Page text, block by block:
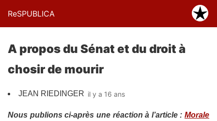
ReSPUBLICA
A propos du Sénat et du droit à
chosir de mourir
JEAN RIEDINGER il y a 16 ans
Nous publions ci-après une réaction à l’article : Morale